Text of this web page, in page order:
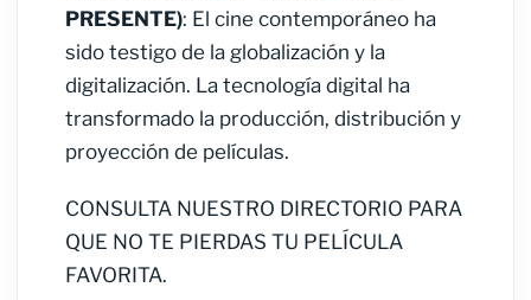
PRESENTE): El cine contemporáneo ha
sido testigo de la globalización y la
digitalización. La tecnología digital ha
transformado la producción, distribución y
proyección de películas.
CONSULTA NUESTRO DIRECTORIO PARA
QUE NO TE PIERDAS TU PELÍCULA
FAVORITA.